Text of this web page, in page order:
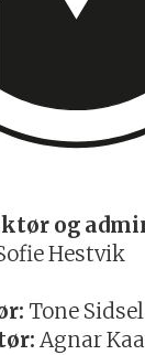
og
Hestvik
Tone
Agnar